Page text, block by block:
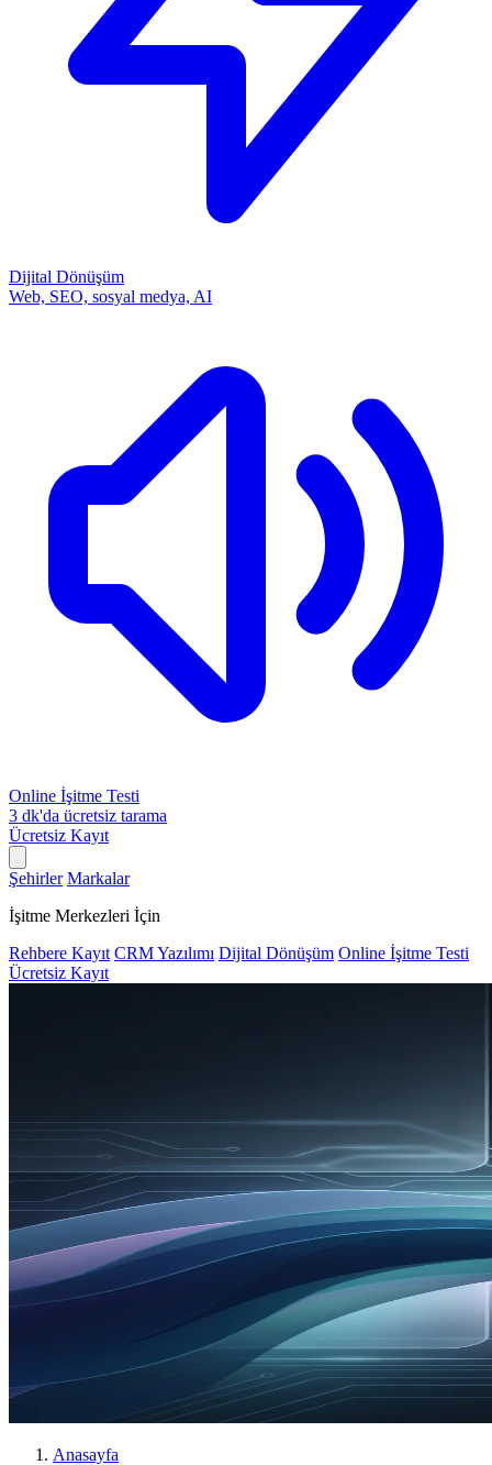
Dijital Dönüşüm
Web, SEO, sosyal medya, AI
Online İşitme Testi
3 dk'da ücretsiz tarama
Ücretsiz Kayıt
Şehirler Markalar
İşitme Merkezleri İçin
Rehbere Kayıt CRM Yazılımı Dijital Dönüşüm Online İşitme Testi
Ücretsiz Kayıt
Anasayfa